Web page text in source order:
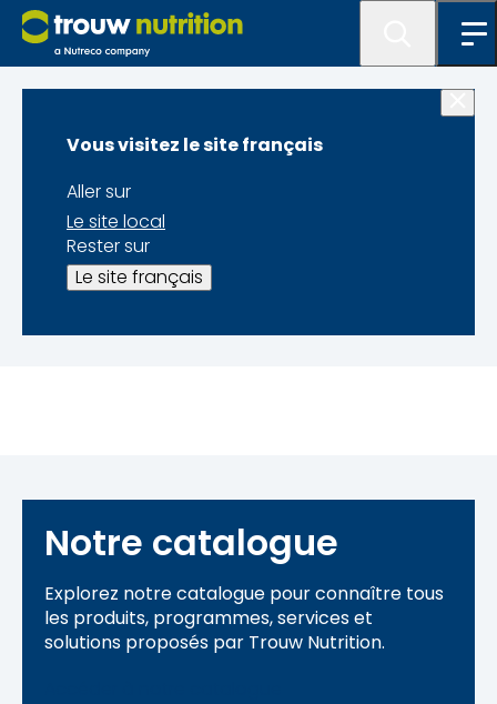
Vous visitez le site français
Aller sur
Le site local
Rester sur
Le site français
Home
Bienvenue sur
MyTrouwNutrition
Vous trouverez ci-dessous un aperçu de vos
Notre catalogue
Explorez notre catalogue pour connaître tous
les produits, programmes, services et
solutions proposés par Trouw Nutrition.